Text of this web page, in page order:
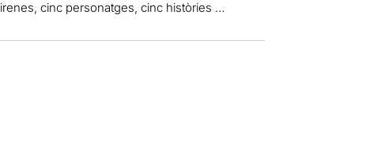
, cinc personatges , cinc històries …